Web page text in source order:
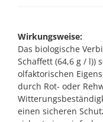
Wirkungsweise:
Das biologische
Schaffett (64,6 g / l))
olfaktorischen
durch Rot- oder
einen sicheren